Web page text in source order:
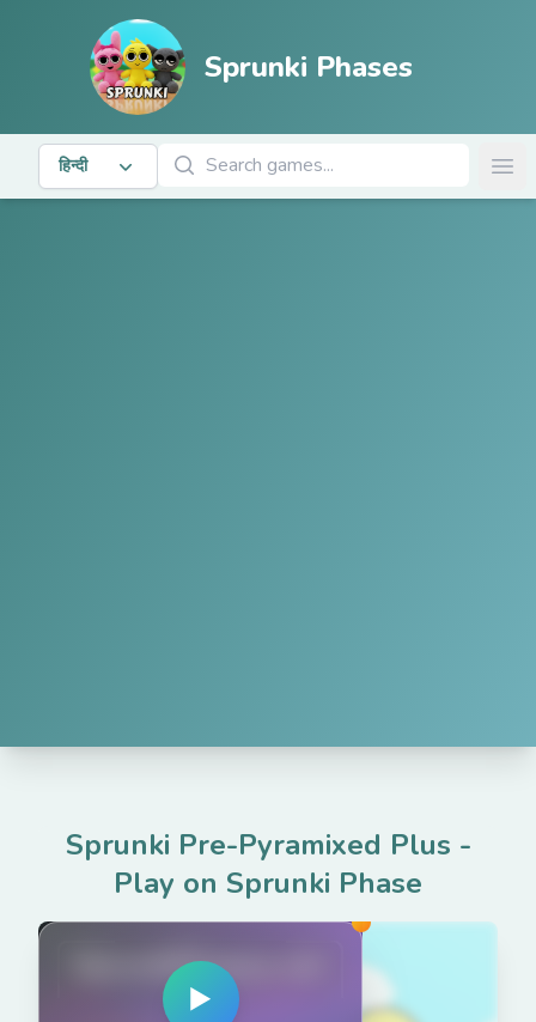
Sprunki Phases
हिन्दी
खेल खोजें
Sprunki Pre-Pyramixed Plus -
Play on Sprunki Phase
SprunkiPhases.net
▶